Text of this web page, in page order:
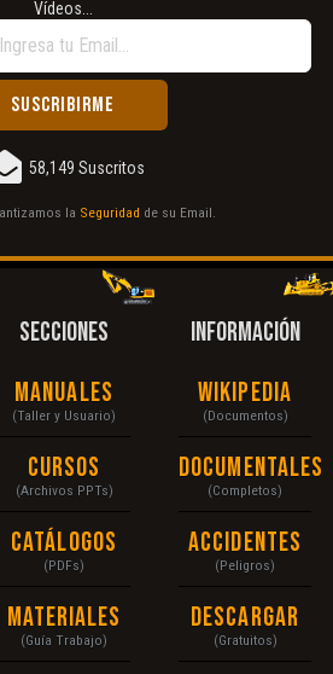
Vídeos...
58,149 Suscritos
la Seguridad de su Email.
SECCIONES
Manuales
(Taller y Usuario)
Cursos
(Archivos PPTs)
Catálogos
(PDFs)
Materiales
(Guía Trabajo)
INFORMACIÓN
Wikipedia
(Documentos)
Documentales
(Completos)
Accidentes
(Peligros)
Descargar
(Gratuitos)